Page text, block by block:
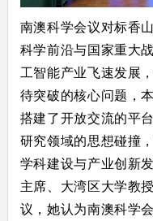
南澳科学会议对标香
科学前沿与国家重大
工智能产业飞速发展
待突破的核心问题，
搭建了开放交流的平
研究领域的思想碰撞
学科建设与产业创新
主席、大湾区大学教
议，她认为南澳科学